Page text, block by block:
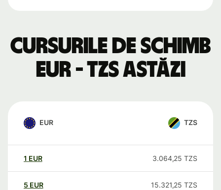
Cursurile de schimb
EUR - TZS astăzi
EUR TZS
1 EUR 3.064,25 TZS
5 EUR 15.321,25 TZS